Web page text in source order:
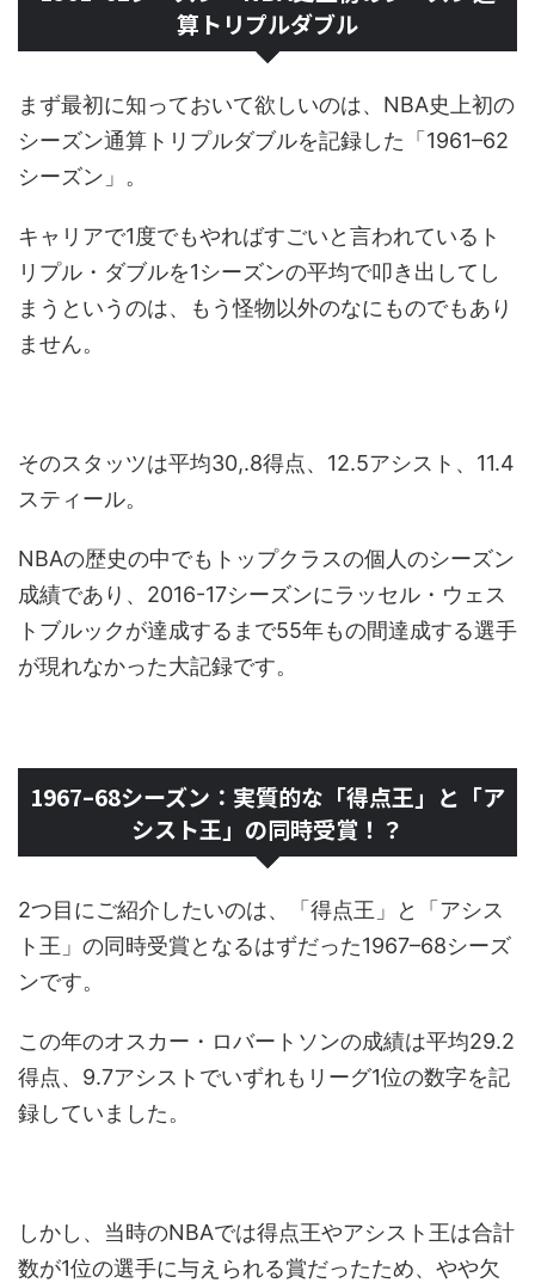
算トリプルダブル
まず最初に知っておいて欲しいのは、NBA史上初の
シーズン通算トリプルダブルを記録した「1961–62
シーズン」。
キャリアで1度でもやればすごいと言われているト
リプル・ダブルを1シーズンの平均で叩き出してし
まうというのは、もう怪物以外のなにものでもあり
ません。
そのスタッツは平均30,.8得点、12.5アシスト、11.4
スティール。
NBAの歴史の中でもトップクラスの個人のシーズン
成績であり、2016-17シーズンにラッセル・ウェス
トブルックが達成するまで55年もの間達成する選手
が現れなかった大記録です。
1967–68シーズン：実質的な「得点王」と「ア
シスト王」の同時受賞！？
2つ目にご紹介したいのは、「得点王」と「アシス
ト王」の同時受賞となるはずだった1967–68シーズ
ンです。
この年のオスカー・ロバートソンの成績は平均29.2
得点、9.7アシストでいずれもリーグ1位の数字を記
録していました。
しかし、当時のNBAでは得点王やアシスト王は合計
数が1位の選手に与えられる賞だったため、やや欠